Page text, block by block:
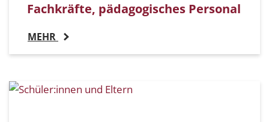
Fachkräfte, pädagogisches Personal
MEHR